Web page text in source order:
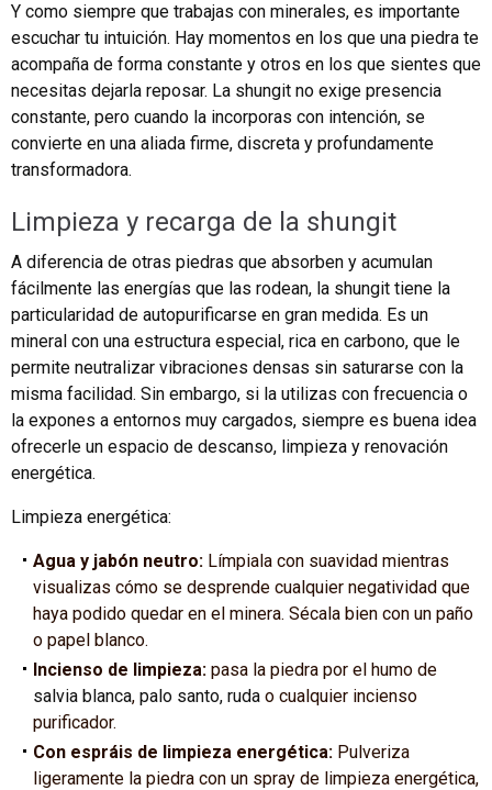
Y como siempre que trabajas con minerales, es importante
escuchar tu intuición. Hay momentos en los que una piedra te
acompaña de forma constante y otros en los que sientes que
necesitas dejarla reposar. La shungit no exige presencia
constante, pero cuando la incorporas con intención, se
convierte en una aliada firme, discreta y profundamente
transformadora.
Limpieza y recarga de la shungit
A diferencia de otras piedras que absorben y acumulan
fácilmente las energías que las rodean, la shungit tiene la
particularidad de autopurificarse en gran medida. Es un
mineral con una estructura especial, rica en carbono, que le
permite neutralizar vibraciones densas sin saturarse con la
misma facilidad. Sin embargo, si la utilizas con frecuencia o
la expones a entornos muy cargados, siempre es buena idea
ofrecerle un espacio de descanso, limpieza y renovación
energética.
Limpieza energética:
Agua y jabón neutro: Límpiala con suavidad mientras
visualizas cómo se desprende cualquier negatividad que
haya podido quedar en el minera. Sécala bien con un paño
o papel blanco.
Incienso de limpieza: pasa la piedra por el humo de
salvia blanca, palo santo, ruda o cualquier incienso
purificador.
Con espráis de limpieza energética: Pulveriza
ligeramente la piedra con un spray de limpieza energética,